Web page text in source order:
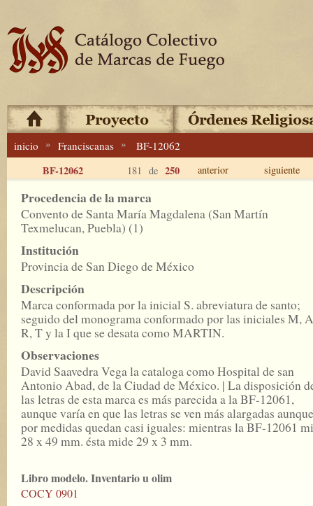
inicio » Franciscanas » BF-12062
BF-12062 181 de 250 anterior siguiente
Procedencia de la marca
Convento de Santa María Magdalena (San Martín
Texmelucan, Puebla) (1)
Institución
Provincia de San Diego de México
Descripción
Marca conformada por la inicial S. abreviatura de santo;
seguido del monograma conformado por las iniciales M,
R, T y la I que se desata como MARTIN.
Observaciones
David Saavedra Vega la cataloga como Hospital de san
Antonio Abad, de la Ciudad de México. | La disposición
las letras de esta marca es más parecida a la BF-12061,
aunque varía en que las letras se ven más alargadas aunque
por medidas quedan casi iguales: mientras la BF-12061
28 x 49 mm. ésta mide 29 x 3 mm.
Libro modelo. Inventario u olim
COCY 0901